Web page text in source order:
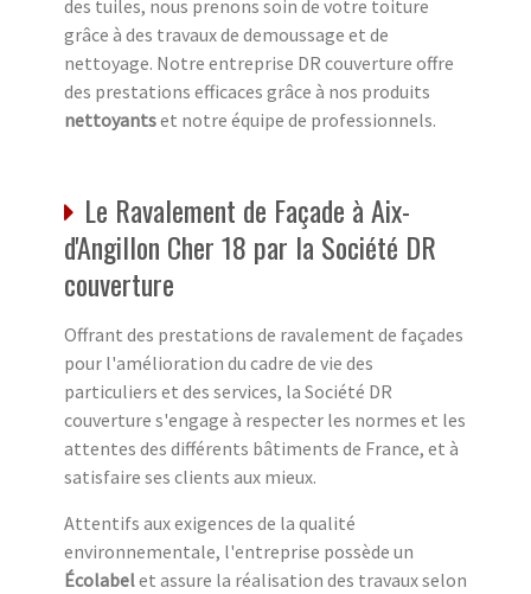
des tuiles, nous prenons soin de votre toiture
grâce à des travaux de demoussage et de
nettoyage. Notre entreprise DR couverture offre
des prestations efficaces grâce à nos produits
nettoyantset notre équipe de professionnels.
Le Ravalement de Façade à Aix-
d'Angillon Cher 18 par la Société DR
couverture
Offrant des prestations de ravalement de façades
pour l'amélioration du cadre de vie des
particuliers et des services, la Société DR
couverture s'engage à respecter les normes et les
attentes des différents bâtiments de France, et à
satisfaire ses clients aux mieux.
Attentifs aux exigences de la qualité
environnementale, l'entreprise possède un
Écolabelet assure la réalisation des travaux selon